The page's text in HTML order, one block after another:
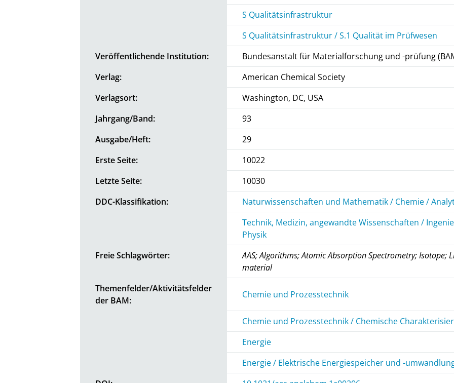
S Qualitätsinfrastruktur
S Qualitätsinfrastruktur / S.1 Qualität im Prüfwesen
Veröffentlichende Institution:
Bundesanstalt für Materialforschung und -prüfung
Verlag:
American Chemical Society
Verlagsort:
Washington, DC, USA
Jahrgang/Band:
93
Ausgabe/Heft:
29
Erste Seite:
10022
Letzte Seite:
10030
DDC-Klassifikation:
Naturwissenschaften und Mathematik / Chemie /
Technik, Medizin, angewandte Wissenschaften /
Physik
Freie Schlagwörter:
AAS; Algorithms; Atomic Absorption Spectrometry; Isotope;
material
Themenfelder/Aktivitätsfelder
der BAM:
Chemie und Prozesstechnik
Chemie und Prozesstechnik / Chemische
Energie
Energie / Elektrische Energiespeicher und -